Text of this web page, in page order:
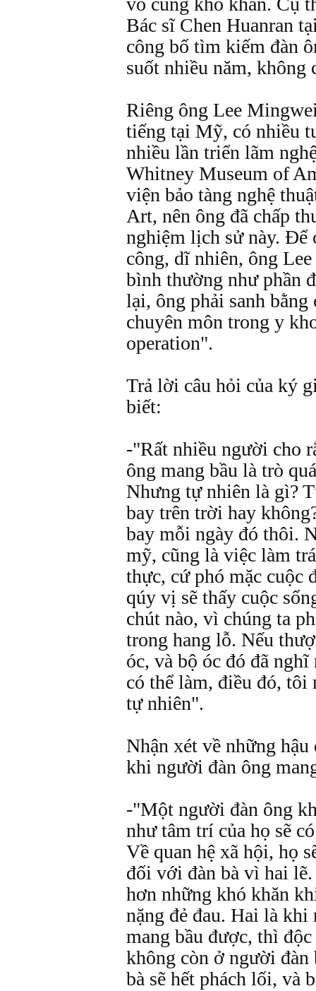
Bác sĩ Chen Huanran
công bố tìm kiếm đàn
suốt nhiều năm, không
Riêng ông Lee
tiếng tại Mỹ, có nhiều
nhiều lần triển lãm
Whitney Museum of
viện bảo tàng nghệ
Art, nên ông đã chấp
nghiệm lịch sử này. Để
công, dĩ nhiên, ông
bình thường như phần
lại, ông phải sanh
chuyên môn trong y
operation".
Trả lời câu hỏi của ký
biết:
-"Rất nhiều người cho
ông mang bầu là trò
Nhưng tự nhiên là gì?
bay trên trời hay
bay mỗi ngày đó thôi.
mỹ, cũng là việc làm
thực, cứ phó mặc cuộc
qúy vị sẽ thấy cuộc
chút nào, vì chúng ta
trong hang lỗ. Nếu
óc, và bộ óc đó đã
có thể làm, điều đó, tôi
tự nhiên".
Nhận xét về những
khi người đàn ông
-"Một người đàn ông
như tâm trí của họ sẽ
Về quan hệ xã hội, họ
đối với đàn bà vì hai
hơn những khó khăn
nặng đẻ đau. Hai là
mang bầu được, thì
không còn ở người
bà sẽ hết phách lối, và